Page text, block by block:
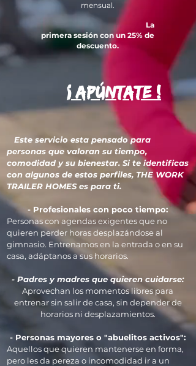
¡ APÚNTATE !
mensual.
La
primera sesión con un 25% de
descuento.
Este servicio esta pensado para
personas que valoran su tiempo,
comodidad y su bienestar. Si te identificas
con algunos de estos perfiles, THE WORK
TRAILER HOMES es para ti.
- Profesionales con poco tiempo:
Personas con agendas exigentes que no
quieren perder horas desplazándose al
gimnasio. Entrenamos en la entrada o en su
casa, adáptanos a sus horarios.
- Padres y madres que quieren cuidarse:
Aprovechan los momentos libres para
entrenar sin salir de casa, sin depender de
horarios ni desplazamientos.
- Personas mayores o "abuelitos activos":
Aquellos que quieren mantenerse en forma,
pero les da pereza o incomodidad ir a un